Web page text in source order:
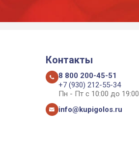
Контакты
8 800 200-45-51
+7 (930) 212-55-34
Пн - Пт с 10:00 до 19:00
info@kupigolos.ru